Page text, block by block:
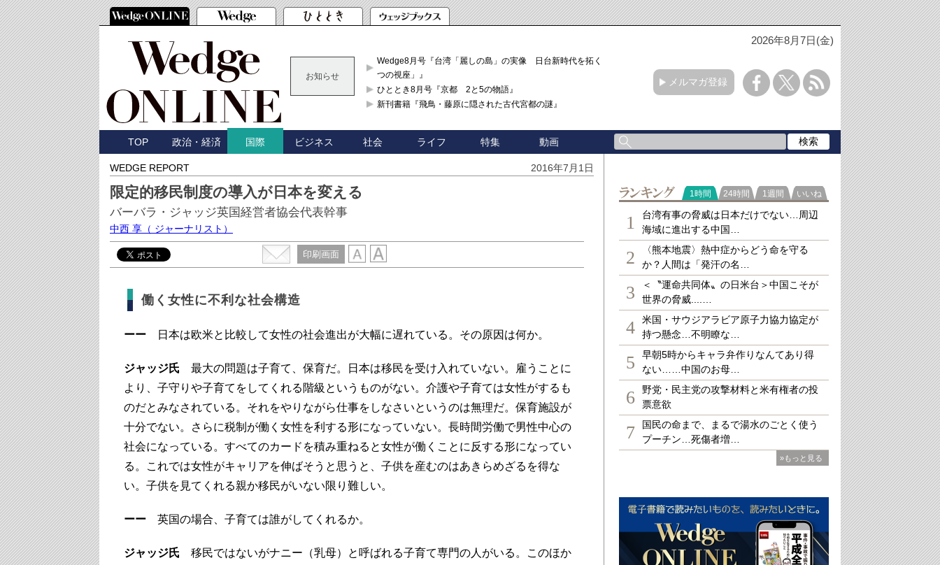
2026年8月7日(金)
お知らせ
Wedge8月号『台湾「麗しの島」の実像 日台新時代を拓く「3
つの視座」』
ひととき8月号『京都 2と5の物語』
新刊書籍『飛鳥・藤原に隠された古代宮都の謎』
メルマガ登録
TOP 政治・経済 国際 ビジネス 社会 ライフ 特集 動画
WEDGE REPORT 2016年7月1日
限定的移民制度の導入が日本を変える
バーバラ・ジャッジ英国経営者協会代表幹事
中西 享 （ ジャーナリスト）
印刷画面
働く女性に不利な社会構造
ーー 日本は欧米と比較して女性の社会進出が大幅に遅れている。その原因は何か。
ジャッジ氏 最大の問題は子育て、保育だ。日本は移民を受け入れていない。雇うことに
より、子守りや子育てをしてくれる階級というものがない。介護や子育ては女性がするも
のだとみなされている。それをやりながら仕事をしなさいというのは無理だ。保育施設が
十分でない。さらに税制が働く女性を利する形になっていない。長時間労働で男性中心の
社会になっている。すべてのカードを積み重ねると女性が働くことに反する形になってい
る。これでは女性がキャリアを伸ばそうと思うと、子供を産むのはあきらめざるを得な
い。子供を見てくれる親か移民がいない限り難しい。
ーー 英国の場合、子育ては誰がしてくれるか。
ジャッジ氏 移民ではないがナニー（乳母）と呼ばれる子育て専門の人がいる。このほか
ランキング
1時間 24時間 1週間 いいね
1
台湾有事の脅威は日本だけでない…周辺
海域に進出する中国…
2
〈熊本地震〉熱中症からどう命を守る
か？人間は「発汗の名…
3
＜〝運命共同体〟の日米台＞中国こそが
世界の脅威....…
4
米国・サウジアラビア原子力協力協定が
持つ懸念…不明瞭な…
5
早朝5時からキャラ弁作りなんてあり得
ない……中国のお母…
6
野党・民主党の攻撃材料と米有権者の投
票意欲
7
国民の命まで、まるで湯水のごとく使う
プーチン…死傷者増…
»もっと見る